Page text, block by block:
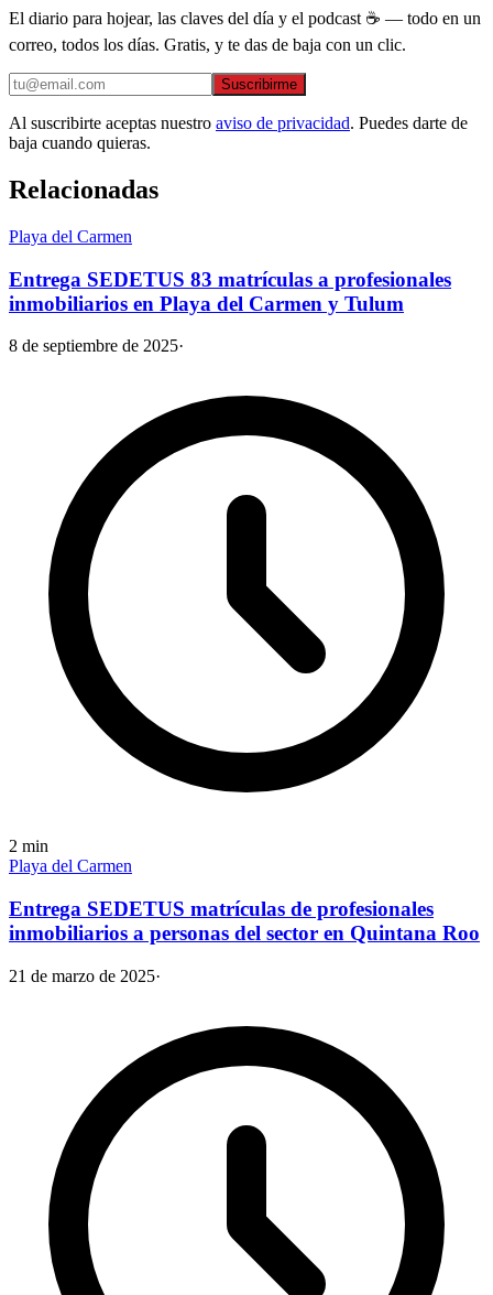
El diario para hojear, las claves del día y el podcast ☕ — todo en un
correo, todos los días. Gratis, y te das de baja con un clic.
Suscribirme
Al suscribirte aceptas nuestro aviso de privacidad. Puedes darte de
baja cuando quieras.
Relacionadas
Playa del Carmen
Entrega SEDETUS 83 matrículas a profesionales
inmobiliarios en Playa del Carmen y Tulum
8 de septiembre de 2025·
2 min
Playa del Carmen
Entrega SEDETUS matrículas de profesionales
inmobiliarios a personas del sector en Quintana Roo
21 de marzo de 2025·